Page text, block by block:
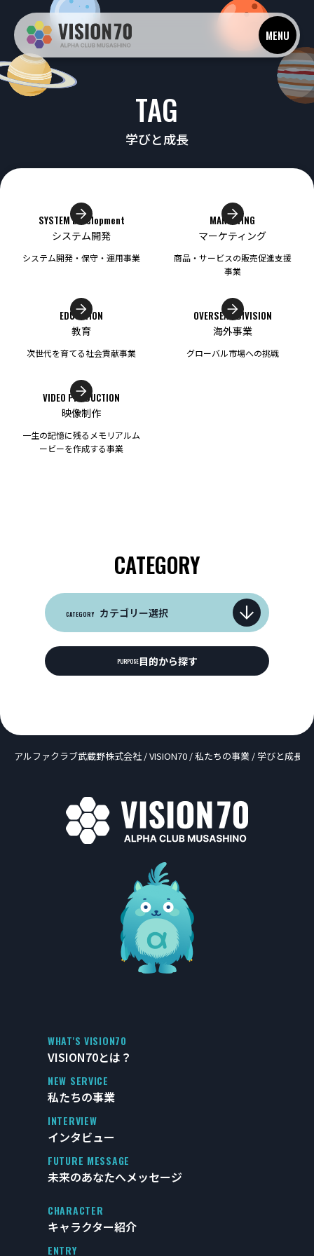
MENU
TAG
学びと成長
SYSTEM Development
システム開発
システム開発・保守・運用事業
MARKETING
マーケティング
商品・サービスの販売促進支援
事業
EDUCATION
教育
次世代を育てる社会貢献事業
OVERSEAS DIVISION
海外事業
グローバル市場への挑戦
VIDEO PRODUCTION
映像制作
一生の記憶に残るメモリアルム
ービーを作成する事業
CATEGORY
CATEGORY カテゴリー選択
PURPOSE目的から探す
アルファクラブ武蔵野株式会社 /VISION70 /私たちの事業 /学びと成長
WHAT'S VISION70
VISION70とは？
NEW SERVICE
私たちの事業
INTERVIEW
インタビュー
FUTURE MESSAGE
未来のあなたへメッセージ
CHARACTER
キャラクター紹介
ENTRY